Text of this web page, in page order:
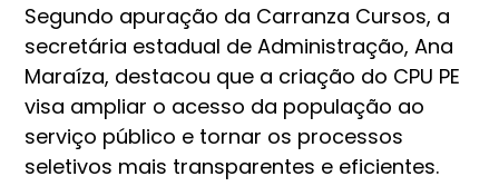
Segundo apuração da Carranza Cursos, a
secretária estadual de Administração, Ana
Maraíza, destacou que a criação do CPU PE
visa ampliar o acesso da população ao
serviço público e tornar os processos
seletivos mais transparentes e eficientes.